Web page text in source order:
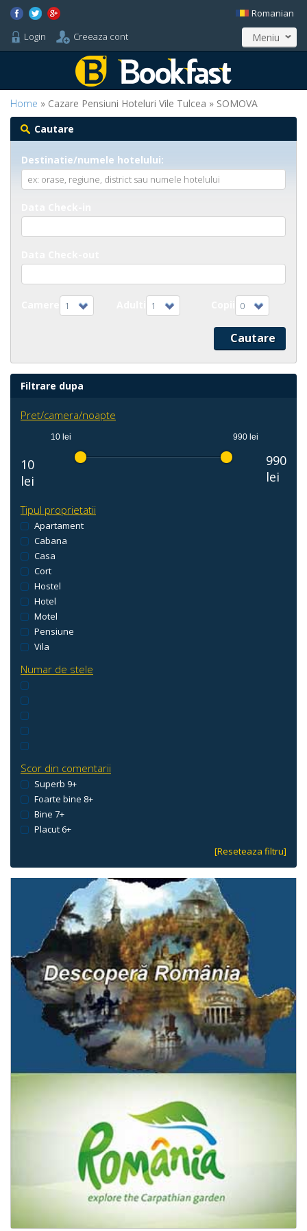
Login Creeaza cont
Romanian
Meniu
Home » Cazare Pensiuni Hoteluri Vile Tulcea » SOMOVA
Cautare
Destinatie/numele hotelului:
1 1 0
Filtrare dupa
Pret/camera/noapte
10
lei
10 lei 990 lei
990
lei
Tipul proprietatii
Apartament
Cabana
Casa
Cort
Hostel
Hotel
Motel
Pensiune
Vila
Numar de stele
Scor din comentarii
Superb 9+
Foarte bine 8+
Bine 7+
Placut 6+
[Reseteaza filtru]